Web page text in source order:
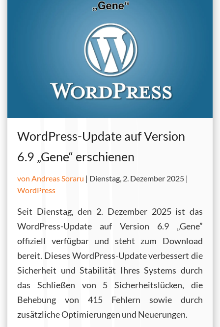
WordPress-Update auf Version
6.9 „Gene“ erschienen
von Andreas Soraru | Dienstag, 2. Dezember 2025 |
WordPress
Seit Dienstag, den 2. Dezember 2025 ist das
WordPress-Update auf Version 6.9 „Gene”
offiziell verfügbar und steht zum Download
bereit. Dieses WordPress-Update verbessert die
Sicherheit und Stabilität Ihres Systems durch
das Schließen von 5 Sicherheitslücken, die
Behebung von 415 Fehlern sowie durch
zusätzliche Optimierungen und Neuerungen.